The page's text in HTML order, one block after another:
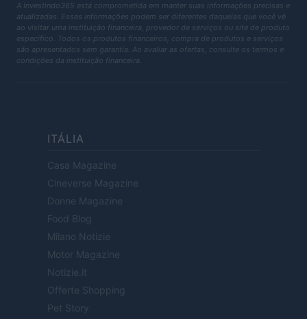
A Investindo365 está comprometida em manter suas informações precisas e
atualizadas. Essas informações podem ser diferentes daquelas que você vê
ao visitar uma instituição financeira, provedor de serviços ou site de produto
específico. Todos os produtos financeiros, compra de produtos e serviços
são apresentados sem garantia. Ao avaliar as ofertas, consulte os termos e
condições da instituição financeira.
ITÁLIA
Casa Magazine
Cineverse Magazine
Donne Magazine
Food Blog
Milano Notizie
Motor Magazine
Notizie.it
Offerte Shopping
Pet Story